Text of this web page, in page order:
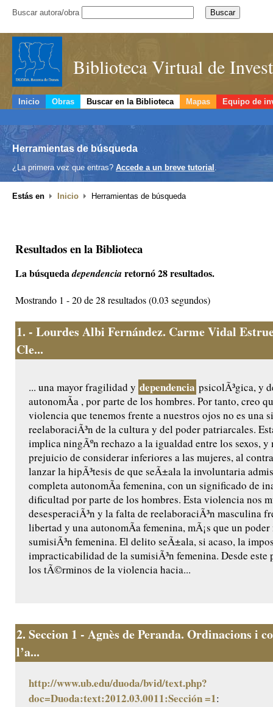
Buscar autora/obra
Biblioteca Virtual de
Inicio Obras Buscar en la Biblioteca Mapas Equipo de
Herramientas de búsqueda
¿La primera vez que entras? Accede a un breve tutorial .
Estás en Inicio Herramientas de búsqueda
Resultados en la Biblioteca
La búsquedadependenciaretornó 28 resultados.
Mostrando 1 - 20 de 28 resultados (0.03 segundos)
1. - Lourdes Albi Fernández. Carme Vidal
Cle...
... una mayor fragilidad y dependencia psicolÃ³gica, y
autonomÃ­a , por parte de los hombres. Por tanto, creo
violencia que tenemos frente a nuestros ojos no es una
reelaboraciÃ³n de la cultura y del poder patriarcales.
implica ningÃºn rechazo a la igualdad entre los sexos, y
prejuicio de considerar inferiores a las mujeres, al
lanzar la hipÃ³tesis de que seÃ±ala la involuntaria
completa autonomÃ­a femenina, con un significado de
dificultad por parte de los hombres. Esta violencia nos
desesperaciÃ³n y la falta de reelaboraciÃ³n masculina
libertad y una autonomÃ­a femenina, mÃ¡s que un
sumisiÃ³n femenina. El delito seÃ±ala, si acaso, la
impracticabilidad de la sumisiÃ³n femenina. Desde este
los tÃ©rminos de la violencia hacia...
2. Seccion 1 - Agnès de Peranda. Ordinacions i
l’a...
http://www.ub.edu/duoda/bvid/text.php?
doc=Duoda:text:2012.03.0011:Sección =1: